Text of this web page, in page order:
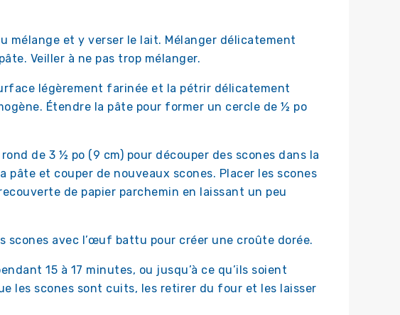
mélange et y verser le lait. Mélanger délicatement
Veiller à ne pas trop mélanger.
légèrement farinée et la pétrir délicatement
Étendre la pâte pour former un cercle de ½ po
de 3 ½ po (9 cm) pour découper des scones dans la
pâte et couper de nouveaux scones. Placer les scones
de papier parchemin en laissant un peu
scones avec l’œuf battu pour créer une croûte dorée.
15 à 17 minutes, ou jusqu’à ce qu’ils soient
les scones sont cuits, les retirer du four et les laisser